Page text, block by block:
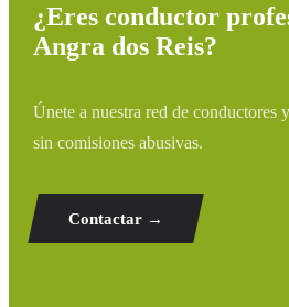
¿Eres conductor
Angra dos Reis?
Únete a nuestra red de conductores
sin comisiones abusivas.
Contactar →